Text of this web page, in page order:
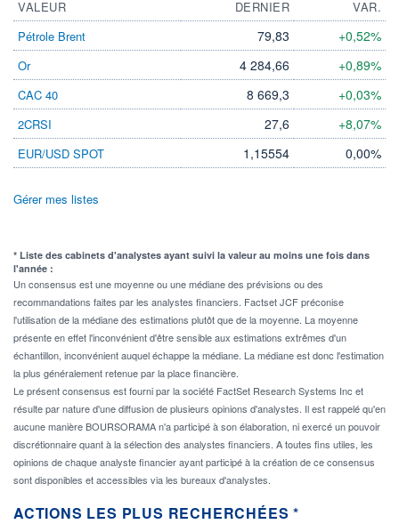
VALEUR DERNIER
VAR.
Pétrole Brent
79,83 +0,52%
Or 4 284,66 +0,89%
CAC 40 8 669,3 +0,03%
2CRSI 27,6 +8,07%
EUR/USD SPOT 1,15554 0,00%
Gérer mes listes
* Liste des cabinets d'analystes ayant suivi la valeur au moins une fois dans
l'année :
Un consensus est une moyenne ou une médiane des prévisions ou des
recommandations faites par les analystes financiers. Factset JCF préconise
l'utilisation de la médiane des estimations plutôt que de la moyenne. La moyenne
présente en effet l'inconvénient d'être sensible aux estimations extrêmes d'un
échantillon, inconvénient auquel échappe la médiane. La médiane est donc l'estimation
la plus généralement retenue par la place financière.
Le présent consensus est fourni par la société FactSet Research Systems Inc et
résulte par nature d'une diffusion de plusieurs opinions d'analystes. Il est rappelé qu'en
aucune manière BOURSORAMA n'a participé à son élaboration, ni exercé un pouvoir
discrétionnaire quant à la sélection des analystes financiers. A toutes fins utiles, les
opinions de chaque analyste financier ayant participé à la création de ce consensus
sont disponibles et accessibles via les bureaux d'analystes.
ACTIONS LES PLUS RECHERCHÉES *